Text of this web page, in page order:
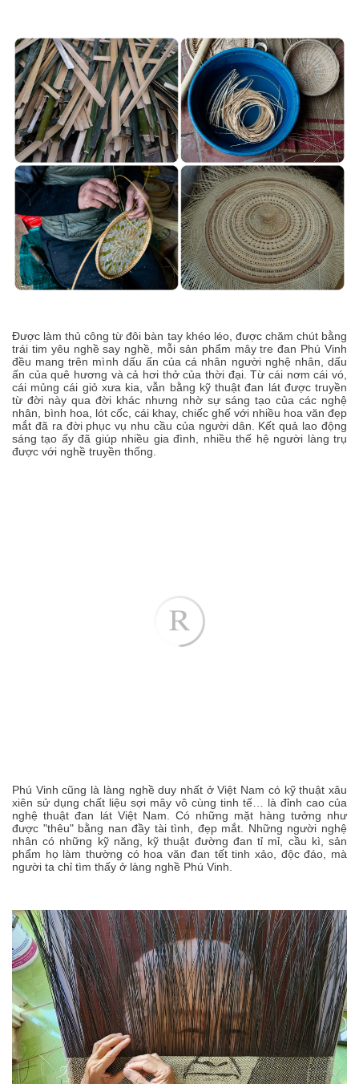
Được làm thủ công từ đôi bàn tay khéo léo, được chăm chút bằng
trái tim yêu nghề say nghề, mỗi sản phẩm mây tre đan Phú Vinh
đều mang trên mình dấu ấn của cá nhân người nghệ nhân, dấu
ấn của quê hương và cả hơi thở của thời đại. Từ cái nơm cái vó,
cái mủng cái giỏ xưa kia, vẫn bằng kỹ thuật đan lát được truyền
từ đời này qua đời khác nhưng nhờ sự sáng tạo của các nghệ
nhân, bình hoa, lót cốc, cái khay, chiếc ghế với nhiều hoa văn đẹp
mắt đã ra đời phục vụ nhu cầu của người dân. Kết quả lao động
sáng tạo ấy đã giúp nhiều gia đình, nhiều thế hệ người làng trụ
được với nghề truyền thống.
Phú Vinh cũng là làng nghề duy nhất ở Việt Nam có kỹ thuật xâu
xiên sử dụng chất liệu sợi mây vô cùng tinh tế… là đỉnh cao của
nghệ thuật đan lát Việt Nam. Có những mặt hàng tưởng như
được "thêu" bằng nan đầy tài tình, đẹp mắt. Những người nghệ
nhân có những kỹ năng, kỹ thuật đường đan tỉ mỉ, cầu kì, sản
phẩm họ làm thường có hoa văn đan tết tinh xảo, độc đáo, mà
người ta chỉ tìm thấy ở làng nghề Phú Vinh.